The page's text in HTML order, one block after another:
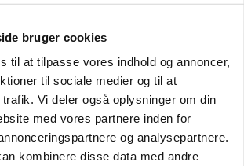
bruger cookies
til at tilpasse vores indhold og annoncer,
til sociale medier og til at
Vi deler også oplysninger om din
med vores partnere inden for
og analysepartnere.
kombinere disse data med andre
skårlægger afprøves i år
Annonce